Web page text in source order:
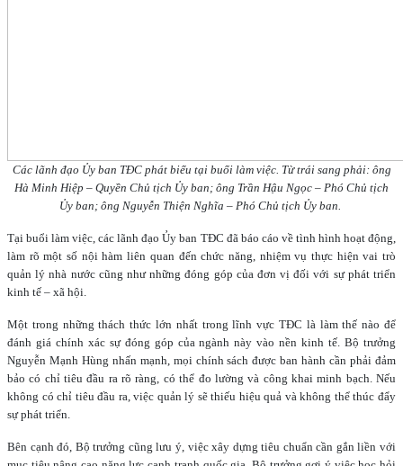
Các lãnh đạo Ủy ban TĐC phát biểu tại buổi làm việc. Từ trái sang phải: ông
Hà Minh Hiệp – Quyền Chủ tịch Ủy ban; ông Trần Hậu Ngọc – Phó Chủ tịch
Ủy ban; ông Nguyễn Thiện Nghĩa – Phó Chủ tịch Ủy ban.
Tại buổi làm việc, các lãnh đạo Ủy ban TĐC đã báo cáo về tình hình hoạt động,
làm rõ một số nội hàm liên quan đến chức năng, nhiệm vụ thực hiện vai trò
quản lý nhà nước cũng như những đóng góp của đơn vị đối với sự phát triển
kinh tế – xã hội.
Một trong những thách thức lớn nhất trong lĩnh vực TĐC là làm thế nào để
đánh giá chính xác sự đóng góp của ngành này vào nền kinh tế. Bộ trưởng
Nguyễn Mạnh Hùng nhấn mạnh, mọi chính sách được ban hành cần phải đảm
bảo có chỉ tiêu đầu ra rõ ràng, có thể đo lường và công khai minh bạch. Nếu
không có chỉ tiêu đầu ra, việc quản lý sẽ thiếu hiệu quả và không thể thúc đẩy
sự phát triển.
Bên cạnh đó, Bộ trưởng cũng lưu ý, việc xây dựng tiêu chuẩn cần gắn liền với